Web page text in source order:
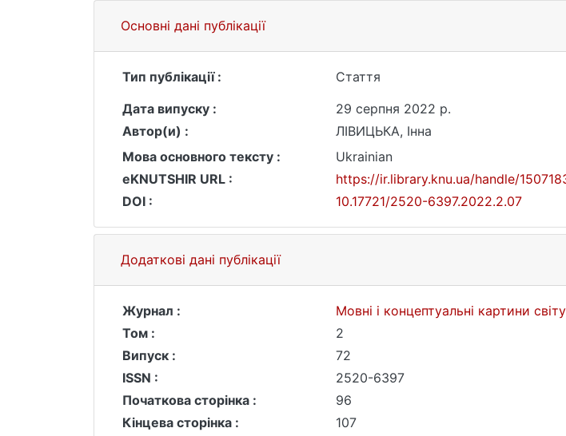
Основні дані публікації
Тип публікації :
Стаття
Дата випуску :
29 серпня 2022 р.
Автор(и) :
ЛІВИЦЬКА, Інна
Мова основного тексту :
Ukrainian
eKNUTSHIR URL :
https://ir.library.knu.ua/handle/
DOI :
10.17721/2520-6397.2022.2.07
Додаткові дані публікації
Журнал :
Мовні і концептуальні картини світу
Том :
2
Випуск :
72
ISSN :
2520-6397
Початкова сторінка :
96
Кінцева сторінка :
107